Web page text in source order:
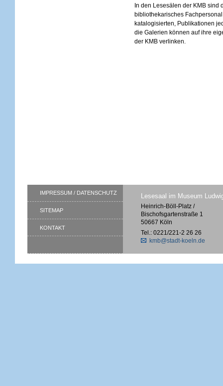
In den Lesesälen der KMB sind
bibliothekarisches
katalogisierten, Publikationen
die Galerien können auf ihre
der KMB verlinken.
IMPRESSUM / DATENSCHUTZ
SITEMAP
KONTAKT
Lesesaal im Museum
Heinrich-Böll-Platz /
Bischofsgartenstraße 1
50667 Köln
Tel.: 0221/221-2 26 26
kmb@stadt-koeln.de